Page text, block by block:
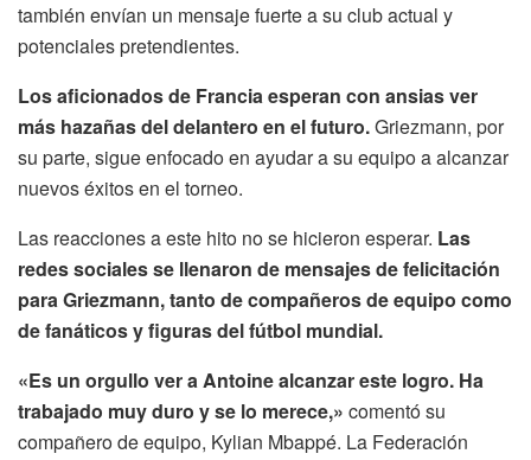
también envían un mensaje fuerte a su club actual y
potenciales pretendientes.
Los aficionados de Francia esperan con ansias ver
más hazañas del delantero en el futuro.Griezmann, por
su parte, sigue enfocado en ayudar a su equipo a alcanzar
nuevos éxitos en el torneo.
Las reacciones a este hito no se hicieron esperar. Las
redes sociales se llenaron de mensajes de felicitación
para Griezmann, tanto de compañeros de equipo como
de fanáticos y figuras del fútbol mundial.
«Es un orgullo ver a Antoine alcanzar este logro. Ha
trabajado muy duro y se lo merece,» comentó su
compañero de equipo, Kylian Mbappé. La Federación